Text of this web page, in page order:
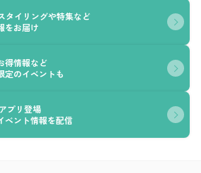
タイリングや特集など
をお届け
得情報など
定のイベントも
プリ登場
ベント情報を配信